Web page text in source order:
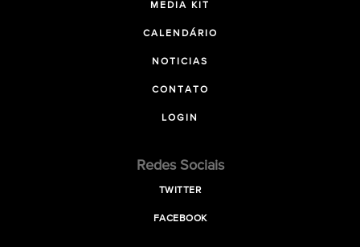
MEDIA KIT
CALENDÁRIO
NOTICIAS
CONTATO
LOGIN
Redes Sociais
TWITTER
FACEBOOK